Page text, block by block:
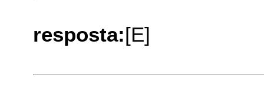
resposta:[E]